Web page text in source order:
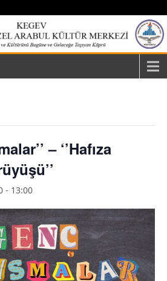
– ‘’Hafıza
- 13:00